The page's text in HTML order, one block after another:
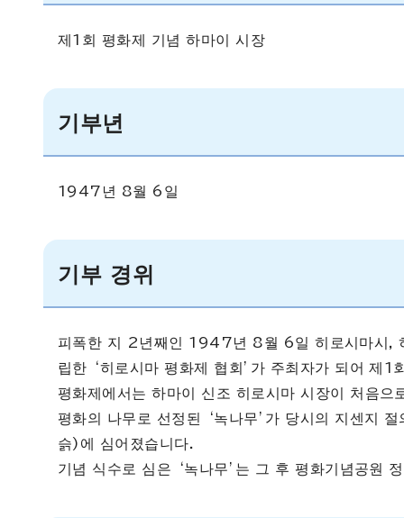
제1회 평화제 기념 하마이 시장
기부년
1947년 8월 6일
기부 경위
피폭한 지 2년째인 1947년 8월 6일 히로시마시,
립한 ‘히로시마 평화제 협회’가 주최자가 되어 제1
평화제에서는 하마이 신조 히로시마 시장이 처음
평화의 나무로 선정된 ‘녹나무’가 당시의 지센지
슭)에 심어졌습니다.
기념 식수로 심은 ‘녹나무’는 그 후 평화기념공원